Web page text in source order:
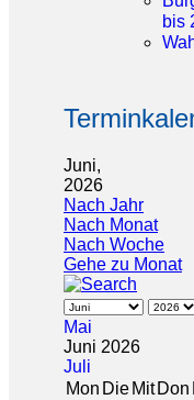
bis
Juni,
2026
Nach Jahr
Nach Monat
Nach Woche
Gehe zu Monat
Mai
Juni 2026
Juli
Mon Die Mit Don